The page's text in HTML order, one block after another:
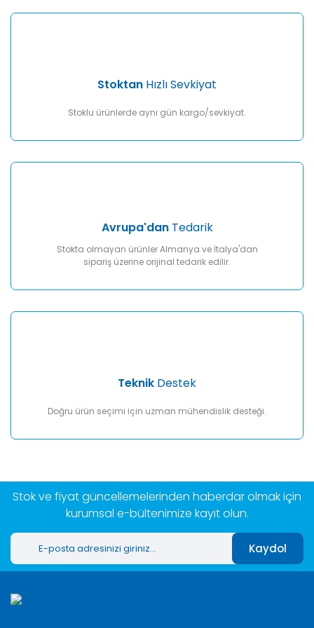
Stoktan Hızlı Sevkiyat
Stoklu ürünlerde aynı gün kargo/sevkiyat.
Avrupa'danTedarik
Stokta olmayan ürünler Almanya ve İtalya'dan
sipariş üzerine orijinal tedarik edilir.
Teknik Destek
Doğru ürün seçimi için uzman mühendislik desteği.
Stok ve fiyat güncellemelerinden haberdar olmak için
kurumsal e-bültenimize kayıt olun.
Kaydol